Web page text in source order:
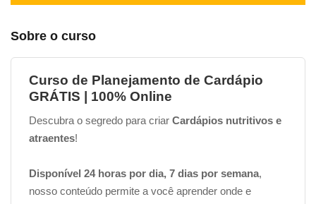
Sobre o curso
Curso de Planejamento de Cardápio
GRÁTIS | 100% Online
Descubra o segredo para criar Cardápios nutritivos e
atraentes!
Disponível 24 horas por dia, 7 dias por semana,
nosso conteúdo permite a você aprender onde e